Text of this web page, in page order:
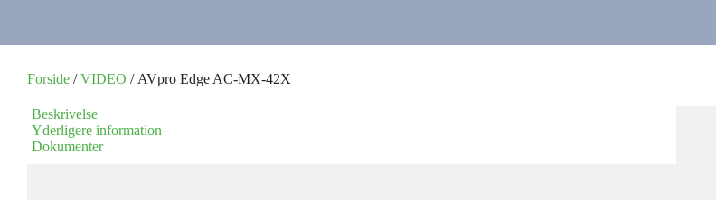
Forside /VIDEO / AVpro Edge AC-MX-42X
Beskrivelse
Yderligere information
Dokumenter